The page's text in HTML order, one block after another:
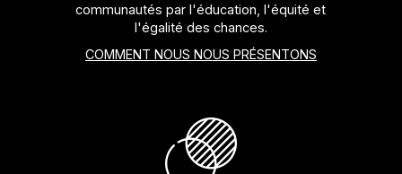
communautés par l'éducation, l'équité et
l'égalité des chances.
COMMENT NOUS NOUS PRÉSENTONS